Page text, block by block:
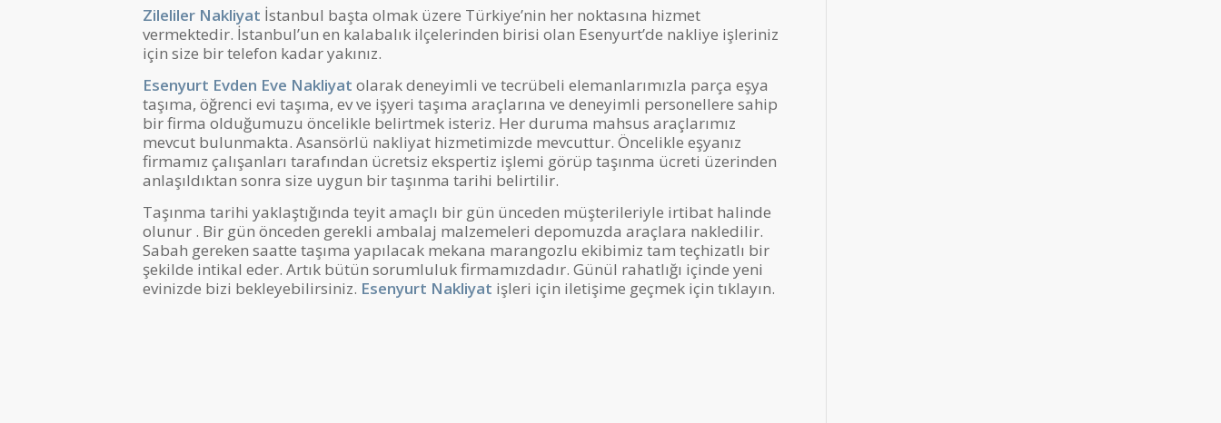
Zileliler Nakliyat İstanbul başta olmak üzere Türkiye’nin her noktasına hizmet
vermektedir. İstanbul’un en kalabalık ilçelerinden birisi olan Esenyurt’de nakliye işleriniz
için size bir telefon kadar yakınız.
Esenyurt Evden Eve Nakliyat olarak deneyimli ve tecrübeli elemanlarımızla parça eşya
taşıma, öğrenci evi taşıma, ev ve işyeri taşıma araçlarına ve deneyimli personellere sahip
bir firma olduğumuzu öncelikle belirtmek isteriz. Her duruma mahsus araçlarımız
mevcut bulunmakta. Asansörlü nakliyat hizmetimizde mevcuttur. Öncelikle eşyanız
firmamız çalışanları tarafından ücretsiz ekspertiz işlemi görüp taşınma ücreti üzerinden
anlaşıldıktan sonra size uygun bir taşınma tarihi belirtilir.
Taşınma tarihi yaklaştığında teyit amaçlı bir gün ünceden müşterileriyle irtibat halinde
olunur . Bir gün önceden gerekli ambalaj malzemeleri depomuzda araçlara nakledilir.
Sabah gereken saatte taşıma yapılacak mekana marangozlu ekibimiz tam teçhizatlı bir
şekilde intikal eder. Artık bütün sorumluluk firmamızdadır. Günül rahatlığı içinde yeni
evinizde bizi bekleyebilirsiniz. Esenyurt Nakliyat işleri için iletişime geçmek için tıklayın.